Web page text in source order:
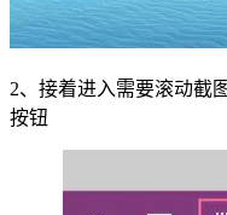
2、接着进入需要滚动截
按钮